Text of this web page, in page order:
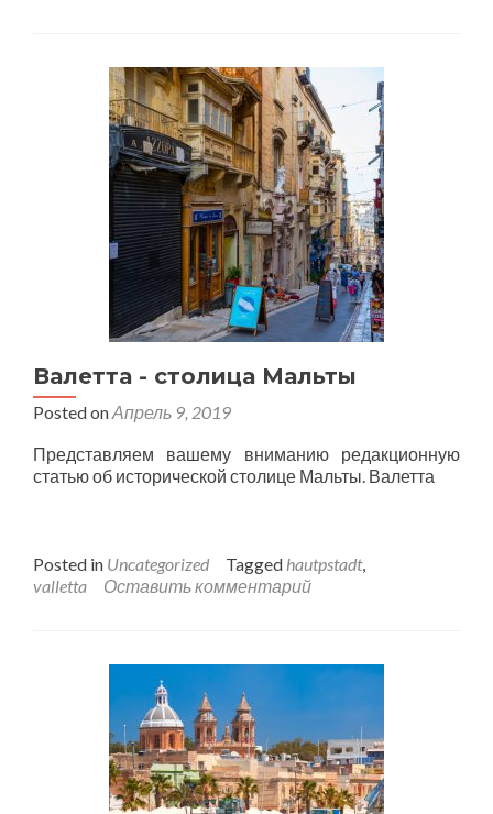
Валетта - столица Мальты
Posted onАпрель 9, 2019
Представляем вашему вниманию редакционную
статью об исторической столице Мальты. Валетта
Posted in Uncategorized Tagged hautpstadt,
valletta
Оставить комментарий